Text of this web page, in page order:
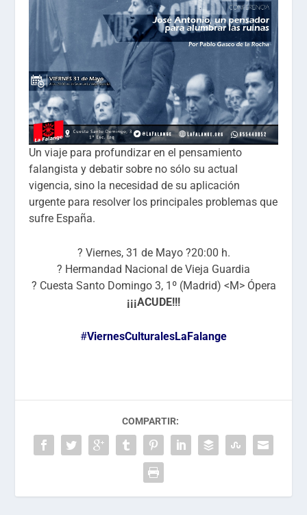
Un viaje para profundizar en el pensamiento
falangista y debatir sobre no sólo su actual
vigencia, sino la necesidad de su aplicación
urgente para resolver los principales problemas que
sufre España.
? Viernes, 31 de Mayo ?20:00 h.
? Hermandad Nacional de Vieja Guardia
? Cuesta Santo Domingo 3, 1º (Madrid) <M> Ópera
¡¡¡ACUDE!!!
#ViernesCulturalesLaFalange
COMPARTIR: